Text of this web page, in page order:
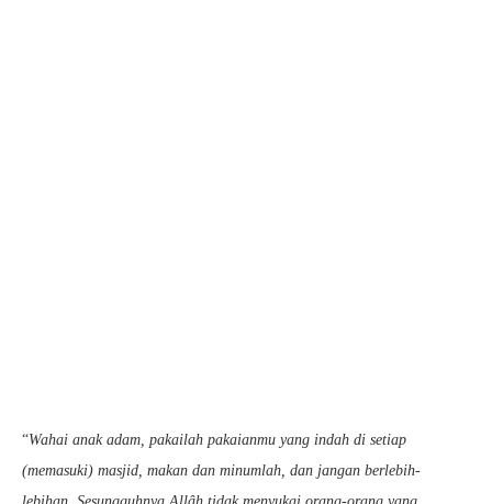
“Wahai anak adam, pakailah pakaianmu yang indah di setiap
(memasuki) masjid, makan dan minumlah, dan jangan berlebih-